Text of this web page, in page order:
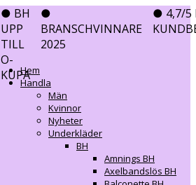
● BH
UPP
TILL
O-
KUPA
●
BRANSCHVINNARE
2025
● 4,7/5
Hem
Handla
Män
Kvinnor
Nyheter
Underkläder
BH
Amnings BH
Axelbandslös BH